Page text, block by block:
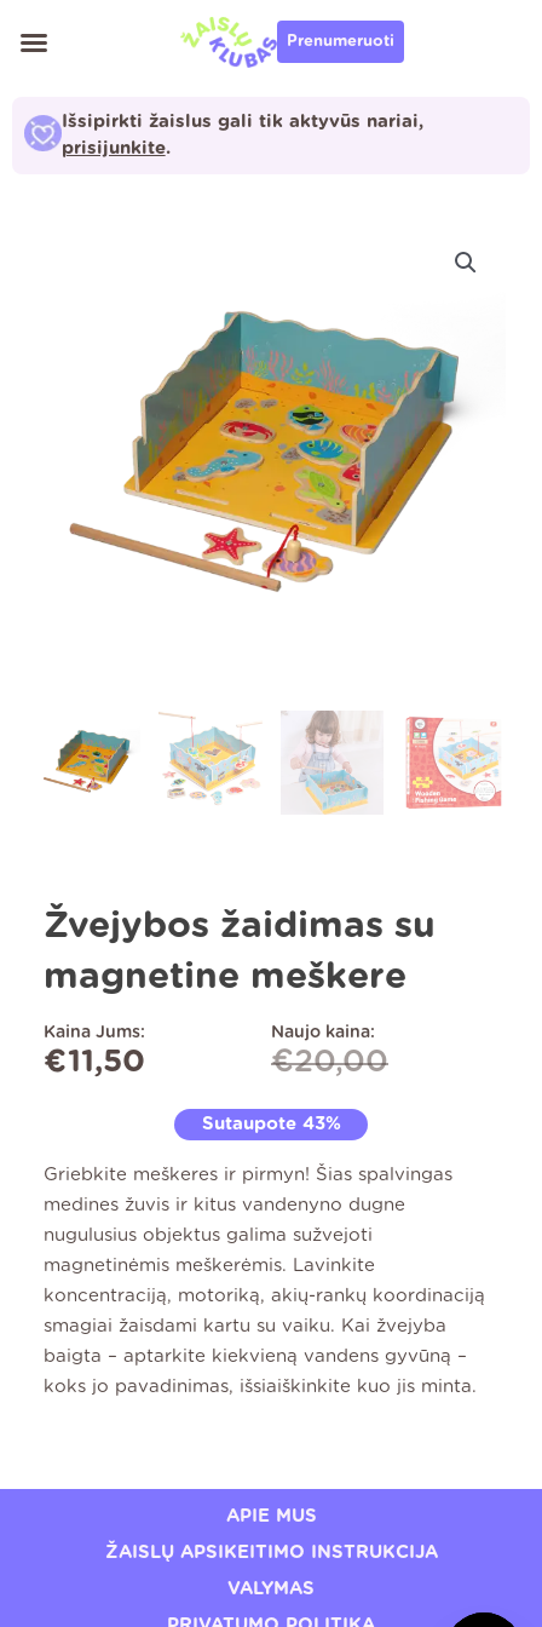
prie
Prenumeruoti
Išsipirkti žaislus gali tik aktyvūs nariai,
prisijunkite.
Žvejybos žaidimas su
magnetine meškere
Kaina Jums:
€11,50
Naujo kaina:
€20,00
Sutaupote 43%
Griebkite meškeres ir pirmyn! Šias spalvingas
medines žuvis ir kitus vandenyno dugne
nugulusius objektus galima sužvejoti
magnetinėmis meškerėmis. Lavinkite
koncentraciją, motoriką, akių-rankų koordinaciją
smagiai žaisdami kartu su vaiku. Kai žvejyba
baigta – aptarkite kiekvieną vandens gyvūną –
koks jo pavadinimas, išsiaiškinkite kuo jis minta.
APIE MUS
ŽAISLŲ APSIKEITIMO INSTRUKCIJA
VALYMAS